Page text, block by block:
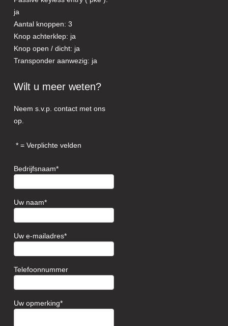
ja
Aantal knoppen: 3
Knop achterklep: ja
Knop open / dicht: ja
Transponder aanwezig: ja
Wilt u meer weten?
Neem s.v.p. contact met ons
op.
= Verplichte velden
Bedrijfsnaam
Uw naam
Uw e-mailadres
Telefoonnummer
Uw opmerking